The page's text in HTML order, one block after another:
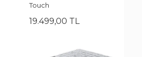
Touch
19.499,00 TL